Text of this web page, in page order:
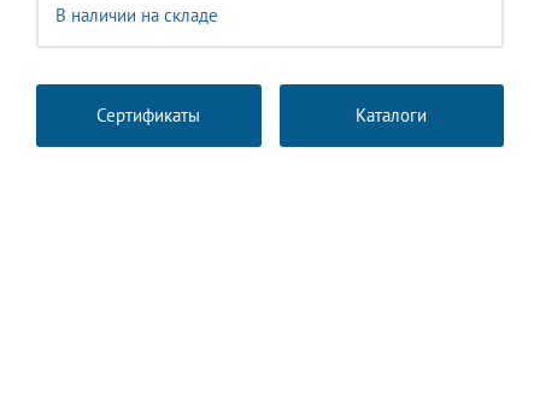
В наличии на складе
Сертификаты Каталоги